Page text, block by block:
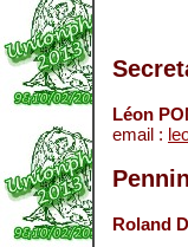
Léon
email :
Roland